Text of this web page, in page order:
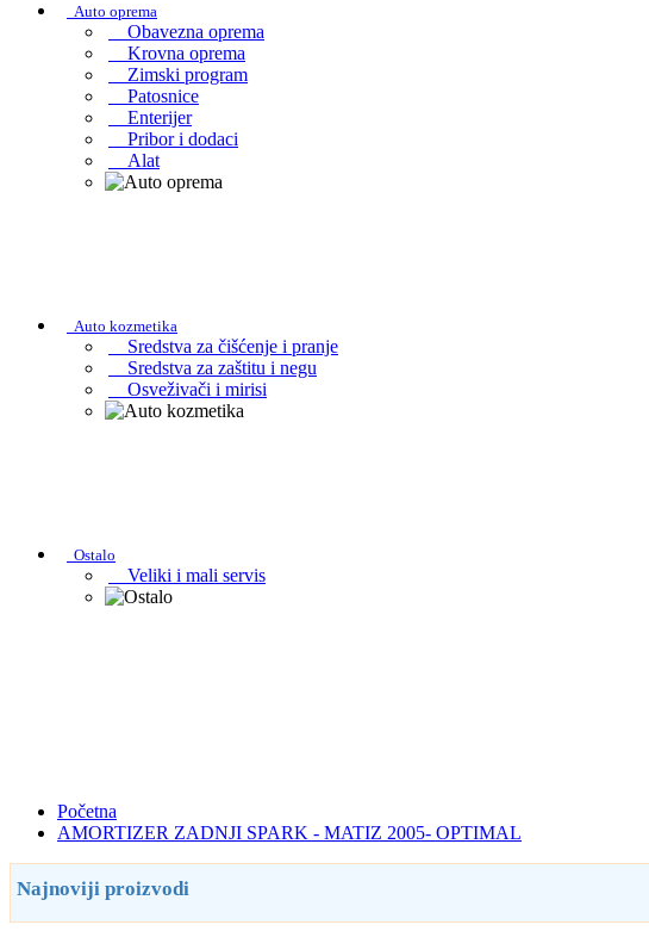
Auto oprema
Obavezna oprema
Krovna oprema
Zimski program
Patosnice
Enterijer
Pribor i dodaci
Alat
Auto kozmetika
Sredstva za čišćenje i pranje
Sredstva za zaštitu i negu
Osveživači i mirisi
Ostalo
Veliki i mali servis
Početna
AMORTIZER ZADNJI SPARK - MATIZ 2005- OPTIMAL
Najnoviji proizvodi